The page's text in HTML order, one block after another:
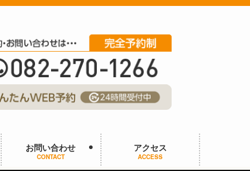
お問い合わせ
CONTACT
アクセス
ACCESS